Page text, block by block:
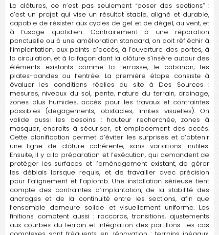
La clôtures, ce n’est pas seulement “poser des sections” :
c’est un projet qui vise un résultat stable, aligné et durable,
capable de résister aux cycles de gel et de dégel, au vent, et
à l’usage quotidien. Contrairement à une réparation
ponctuelle ou à une amélioration standard, on doit réfléchir à
l’implantation, aux points d’accès, à l’ouverture des portes, à
la circulation, et à la façon dont la clôture s’insère autour des
éléments existants comme la terrasse, le cabanon, les
plates-bandes ou l’entrée. La première étape consiste à
évaluer les conditions réelles du site à Des Sources :
mesures, niveaux du sol, pente, nature du terrain, drainage,
zones plus humides, accès pour les travaux et contraintes
possibles (dégagements, obstacles, limites visuelles). On
valide aussi les besoins : hauteur recherchée, zones à
masquer, endroits à sécuriser, et emplacement des accès.
Cette planification permet d’éviter les surprises et d’obtenir
une ligne de clôture cohérente, sans variations inutiles.
Ensuite, il y a la préparation et l’exécution, qui demandent de
protéger les surfaces et l’aménagement existant, de gérer
les déblais lorsque requis, et de travailler avec précision
pour l’alignement et l’aplomb. Une installation sérieuse tient
compte des contraintes d’implantation, de la stabilité des
ancrages et de la continuité entre les sections, afin que
l’ensemble demeure solide et visuellement uniforme. Les
finitions comptent aussi : raccords, transitions, ajustements
aux courbes du terrain et intégration des portillons. Les cas